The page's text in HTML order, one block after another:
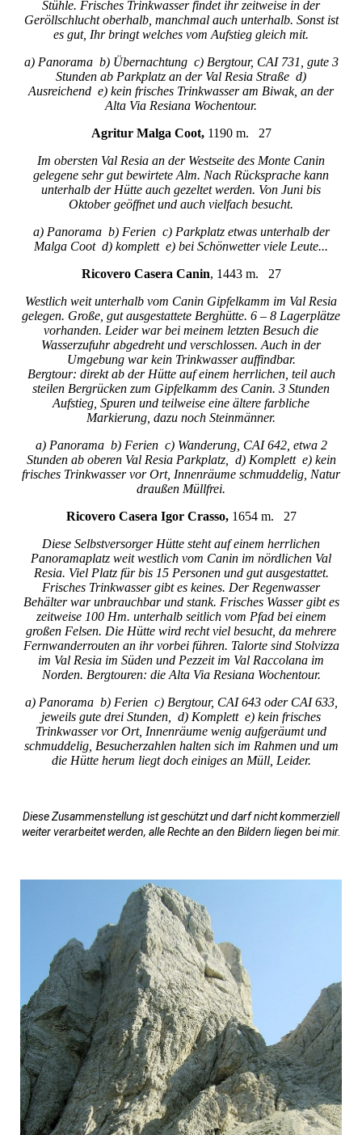
Stühle. Frisches Trinkwasser findet ihr zeitweise in der
Geröllschlucht oberhalb, manchmal auch unterhalb. Sonst ist
es gut, Ihr bringt welches vom Aufstieg gleich mit.
a) Panorama b) Übernachtung c) Bergtour, CAI 731, gute 3
Stunden ab Parkplatz an der Val Resia Straße d)
Ausreichend e) kein frisches Trinkwasser am Biwak, an der
Alta Via Resiana Wochentour.
Agritur Malga Coot, 1190 m. 27
Im obersten Val Resia an der Westseite des Monte Canin
gelegene sehr gut bewirtete Alm. Nach Rücksprache kann
unterhalb der Hütte auch gezeltet werden. Von Juni bis
Oktober geöffnet und auch vielfach besucht.
a) Panorama b) Ferien c) Parkplatz etwas unterhalb der
Malga Coot d) komplett e) bei Schönwetter viele Leute...
Ricovero Casera Canin, 1443 m. 27
Westlich weit unterhalb vom Canin Gipfelkamm im Val Resia
gelegen. Große, gut ausgestattete Berghütte. 6 – 8 Lagerplätze
vorhanden. Leider war bei meinem letzten Besuch die
Wasserzufuhr abgedreht und verschlossen. Auch in der
Umgebung war kein Trinkwasser auffindbar.
Bergtour: direkt ab der Hütte auf einem herrlichen, teil auch
steilen Bergrücken zum Gipfelkamm des Canin. 3 Stunden
Aufstieg, Spuren und teilweise eine ältere farbliche
Markierung, dazu noch Steinmänner.
a) Panorama b) Ferien c) Wanderung, CAI 642, etwa 2
Stunden ab oberen Val Resia Parkplatz, d) Komplett e) kein
frisches Trinkwasser vor Ort, Innenräume schmuddelig, Natur
draußen Müllfrei.
Ricovero Casera Igor Crasso, 1654 m. 27
Diese Selbstversorger Hütte steht auf einem herrlichen
Panoramaplatz weit westlich vom Canin im nördlichen Val
Resia. Viel Platz für bis 15 Personen und gut ausgestattet.
Frisches Trinkwasser gibt es keines. Der Regenwasser
Behälter war unbrauchbar und stank. Frisches Wasser gibt es
zeitweise 100 Hm. unterhalb seitlich vom Pfad bei einem
großen Felsen. Die Hütte wird recht viel besucht, da mehrere
Fernwanderrouten an ihr vorbei führen. Talorte sind Stolvizza
im Val Resia im Süden und Pezzeit im Val Raccolana im
Norden. Bergtouren: die Alta Via Resiana Wochentour.
a) Panorama b) Ferien c) Bergtour, CAI 643 oder CAI 633,
jeweils gute drei Stunden, d) Komplett e) kein frisches
Trinkwasser vor Ort, Innenräume wenig aufgeräumt und
schmuddelig, Besucherzahlen halten sich im Rahmen und um
die Hütte herum liegt doch einiges an Müll, Leider.
Diese Zusammenstellung ist geschützt und darf nicht kommerziell
weiter verarbeitet werden, alle Rechte an den Bildern liegen bei mir.